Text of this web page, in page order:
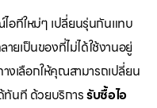
อทีใหม่ๆ เปลี่ยนรุ่นกันแทบ
ยเป็นของที่ไม่ได้ใช้งานอยู่
างเลือกให้คุณสามารถเปลี่ยน
ทันที ด้วยบริการรับซื้อไอ